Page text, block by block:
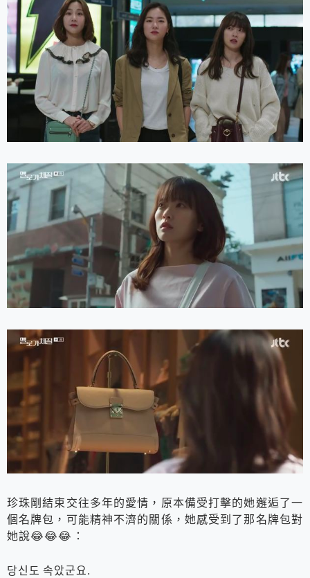
珍珠剛結束交往多年的愛情，原本備受打擊的她邂逅了一
個名牌包，可能精神不濟的關係，她感受到了那名牌包對
她說😂😂😂：
당신도 속았군요.